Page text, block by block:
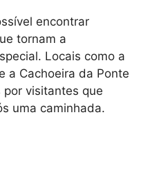
encontrar
tornam a
Locais como a
a Cachoeira da Ponte
visitantes que
uma caminhada.